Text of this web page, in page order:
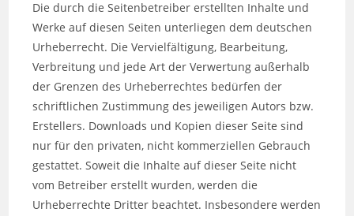
Die durch die Seitenbetreiber erstellten Inhalte und
Werke auf diesen Seiten unterliegen dem deutschen
Urheberrecht. Die Vervielfältigung, Bearbeitung,
Verbreitung und jede Art der Verwertung außerhalb
der Grenzen des Urheberrechtes bedürfen der
schriftlichen Zustimmung des jeweiligen Autors bzw.
Erstellers. Downloads und Kopien dieser Seite sind
nur für den privaten, nicht kommerziellen Gebrauch
gestattet. Soweit die Inhalte auf dieser Seite nicht
vom Betreiber erstellt wurden, werden die
Urheberrechte Dritter beachtet. Insbesondere werden